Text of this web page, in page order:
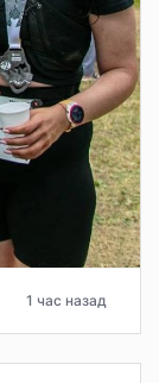
1 час назад